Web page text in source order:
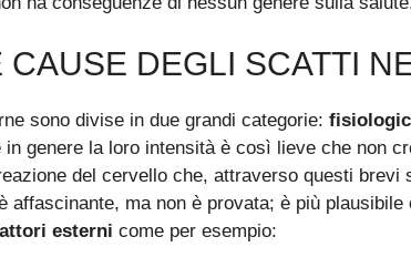
DEGLI SCATTI
sono divise in due grandi categorie:
genere la loro intensità è così lieve che non
del cervello che, attraverso questi brevi
affascinante, ma non è provata; è più plausibile
esterni come per esempio: